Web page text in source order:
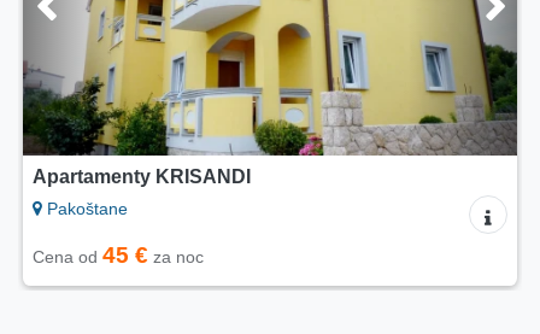
KRISANDI
Pakoštane
od45 €za noc